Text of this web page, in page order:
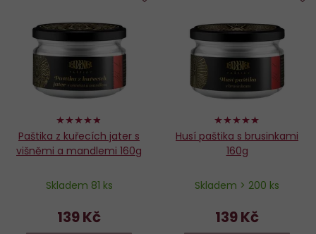
96%
Paštika z kuřecích jater s
višněmi a mandlemi 160g
Skladem 81 ks
139 Kč
oblíbených
98%
Husí paštika s brusinkami
160g
Skladem > 200 ks
139 Kč